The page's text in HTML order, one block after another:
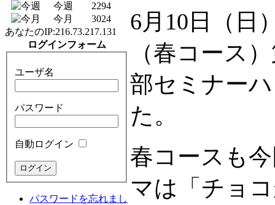
今週
2294
今月
3024
あなたのIP:216.73.217.131
ログインフォーム
ユーザ名
パスワード
自動ログイン
パスワードを忘れまし
6月10日（日
（春コース
部セミナー
た。
春コースも
マは「チョ